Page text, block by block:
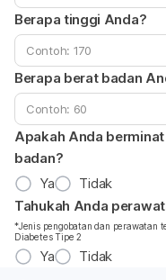
Berapa tinggi Anda?
Berapa berat badan
Apakah Anda
badan?
Ya
Tidak
Tahukah Anda
*Jenis pengobatan dan perawatan
Diabetes Tipe 2
Ya Tidak